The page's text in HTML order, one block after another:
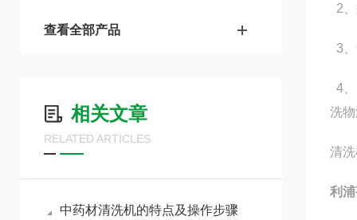
查看全部产品
相关文章
RELATED ARTICLES
中药材清洗机的特点及操作步骤
2
3
4
洗
清
利